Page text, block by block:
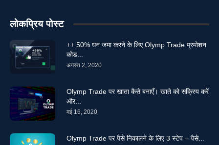
लोकप्रिय पोस्ट
++ 50% धन जमा करने के लिए Olymp Trade प्रमोशन
कोड...
अगस्त 2, 2020
Olymp Trade पर खाता कैसे बनाएँ। खाते को सक्रिय करें
और...
मई 16, 2020
Olymp Trade पर पैसे निकालने के लिए 3 स्टेप – पैसे...